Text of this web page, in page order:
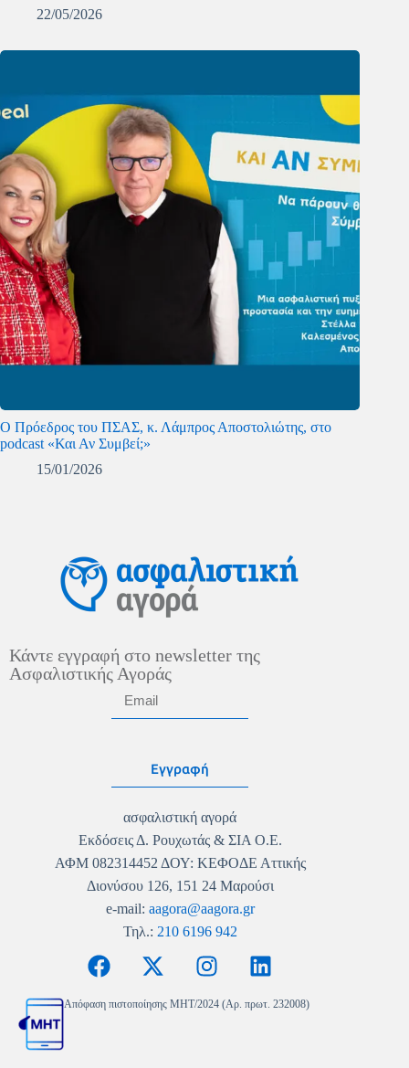
22/05/2026
Ο Πρόεδρος του ΠΣΑΣ, κ. Λάμπρος Αποστολιώτης, στο
podcast «Και Αν Συμβεί;»
15/01/2026
Κάντε εγγραφή στο newsletter της
Ασφαλιστικής Αγοράς
Εγγραφή
ασφαλιστική αγορά
Εκδόσεις Δ. Ρουχωτάς & ΣΙΑ Ο.Ε.
ΑΦΜ 082314452 ΔΟΥ: ΚΕΦΟΔΕ Αττικής
Διονύσου 126, 151 24 Μαρούσι
e-mail: aagora@aagora.gr
Τηλ.: 210 6196 942
Απόφαση πιστοποίησης MHT/2024 (Αρ. πρωτ. 232008)